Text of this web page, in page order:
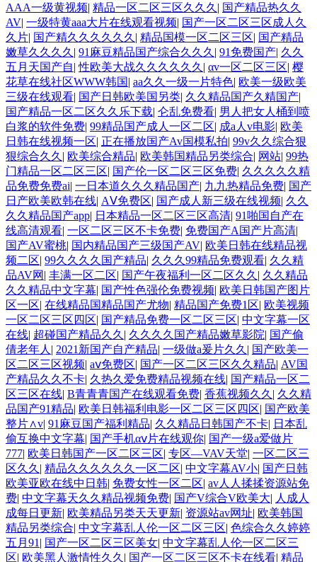
AAA一级黄视频| 精品一区二区三区久久久 | 国产精品热久久
AV| 一级特黄aaa大片在线观看视频| 国产一区二区三区成人久
久片| 国产精久久久久久久 | 精品国模一区二区三区| 国产精品
嫩草久久久久 | 91麻豆精品国产综合久久久 | 91免费国产| 久久
五月天国产自|性欧美大战久久久久久久 | αv一区二区三区| 樱
花草在线社区WWW韩国| aa久久一级一片特色| 欧美一级欧美
三级在线观看| 国产日韩欧美国另类| 久久精品国产久精国产|
国产精品一区二区久久乐下载| 仑乱免费看| 男人把女人桶到喷
白浆的软件免费| 99精品国产成人一区二区| 成a人v电影| 欧美
日韩在线视频一区| 正在播放国产Av国模私拍| 99v久久综合狠
狠综合久久 | 欧美综合精品| 欧美韩国精品另类综合| 网站| 99热
门精品一区二区三区| 国产伦一区二区三区免费| 久久久久久精
品免费免费ai| 一日本道久久久精品国产| 九九热精品免费| 国产
日产欧美欧韩在线| AⅤ免费区| 国产成人新三级在线视频| 久久
久久精品国产app| 日本精品一区二区三区高清| 91啪国自产在
线高清观看| 一区二区三区不卡免费| 免费国产A国产片高清|
国产AV蜜桃| 国内精品国产三级国产AV| 欧美日韩在线精品视
频二区| 99久久久久国产精品| 久久久99精品免费观看| 久久精
品AV网 | 丰满一区二区| 国产午夜福利一区二区久久 | 久久精品
久久精品中文字幕| 国产性色强伦免费视频| 欧美日韩国产图片
区一区| 在线精品国精品国产尤物| 精品国产免费1区| 欧美视频
一区二区三区四区| 国产精品免费一区二区三区| 中文字幕一区
在线| 超碰国产精品久久 | 久久久久国产精品嫩草影院| 国产偷
倩老年人 | 2021新国产自产精品| 一级做a爰片久久 | 国产欧美一
区二区三区视频| aⅴ免费区| 国产一区二区三区久久精品| AV国
产精品久久不卡| 久热久爱免费精品视频在线| 国产精品一区二
区三区在线| B青青青国产在线观看免费| 香蕉视频久久 | 久久精
品国产91精品| 欧美日韩福利电影一区二区三区四区| 国产欧美
整片∧v| 91麻豆国产福利精品| 久久精品日韩国产不卡| 日本乱
偷互换中文字幕| 国产手机αⅴ片在线观你| 国产一级a爱做片
777| 欧美日韩国产一区二区三区| 专区—VAV天堂| 一区二区三
区久久 | 精品久久久久久久一区二区| 中文字幕AV小| 国产日韩
欧美亚欧在线中日韩| 免费女性一区二区| av人人揉揉资源站免
费| 中文字幕天久久精品视频免费| 国产V综合V欧美大| 人成人
成每日更新| 欧美精品另类天天更新| 资源站av网址| 欧美韩国
精品另类综合| 中文字幕乱人伦一区二区三区| 色综合久久婷婷
五月91 | 国产一区二区三区美女| 中文字幕乱人伦一区二区三
区| 欧美黑人激情性久久 | 国产一区二区三区不卡在线看| 精品